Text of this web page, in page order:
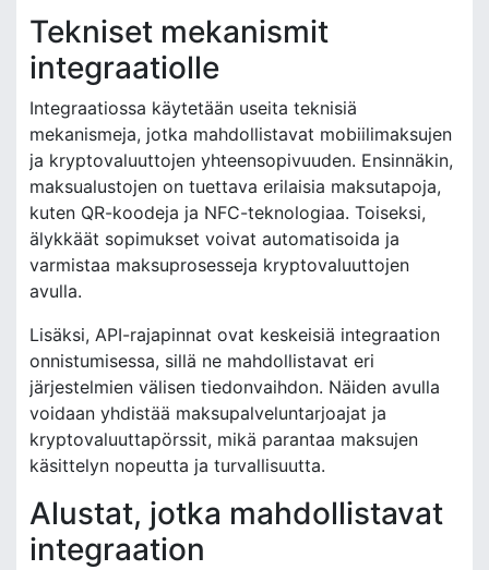
Tekniset mekanismit
integraatiolle
Integraatiossa käytetään useita teknisiä
mekanismeja, jotka mahdollistavat mobiilimaksujen
ja kryptovaluuttojen yhteensopivuuden. Ensinnäkin,
maksualustojen on tuettava erilaisia maksutapoja,
kuten QR-koodeja ja NFC-teknologiaa. Toiseksi,
älykkäät sopimukset voivat automatisoida ja
varmistaa maksuprosesseja kryptovaluuttojen
avulla.
Lisäksi, API-rajapinnat ovat keskeisiä integraation
onnistumisessa, sillä ne mahdollistavat eri
järjestelmien välisen tiedonvaihdon. Näiden avulla
voidaan yhdistää maksupalveluntarjoajat ja
kryptovaluuttapörssit, mikä parantaa maksujen
käsittelyn nopeutta ja turvallisuutta.
Alustat, jotka mahdollistavat
integraation